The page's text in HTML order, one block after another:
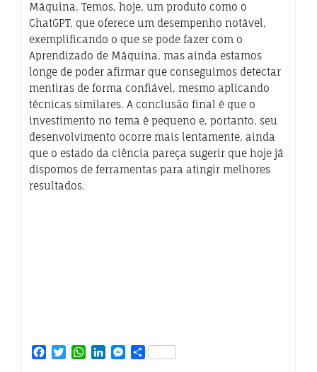
Máquina. Temos, hoje, um produto como o
ChatGPT, que oferece um desempenho notável,
exemplificando o que se pode fazer com o
Aprendizado de Máquina, mas ainda estamos
longe de poder afirmar que conseguimos detectar
mentiras de forma confiável, mesmo aplicando
técnicas similares. A conclusão final é que o
investimento no tema é pequeno e, portanto, seu
desenvolvimento ocorre mais lentamente, ainda
que o estado da ciência pareça sugerir que hoje já
dispomos de ferramentas para atingir melhores
resultados.
Facebook
TwitterWhatsApp
LinkedInMessenger
Share